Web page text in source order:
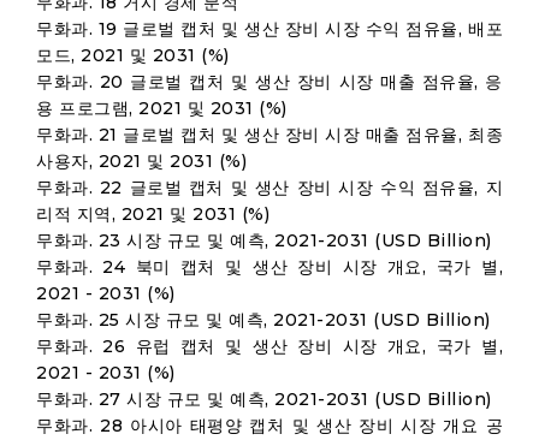
무화과. 19 글로벌 캡처 및 생산 장비 시장 수익 점유율, 배포
모드, 2021 및 2031 (%)
무화과. 20 글로벌 캡처 및 생산 장비 시장 매출 점유율, 응
용 프로그램, 2021 및 2031 (%)
무화과. 21 글로벌 캡처 및 생산 장비 시장 매출 점유율, 최종
사용자, 2021 및 2031 (%)
무화과. 22 글로벌 캡처 및 생산 장비 시장 수익 점유율, 지
리적 지역, 2021 및 2031 (%)
무화과. 23 시장 규모 및 예측, 2021-2031 (USD Billion)
무화과. 24 북미 캡처 및 생산 장비 시장 개요, 국가 별,
2021 - 2031 (%)
무화과. 25 시장 규모 및 예측, 2021-2031 (USD Billion)
무화과. 26 유럽 캡처 및 생산 장비 시장 개요, 국가 별,
2021 - 2031 (%)
무화과. 27 시장 규모 및 예측, 2021-2031 (USD Billion)
무화과. 28 아시아 태평양 캡처 및 생산 장비 시장 개요 공